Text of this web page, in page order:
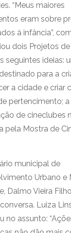
“Meus maiores
eram sobre
à infância”,
dois Projetos
seguintes ideias:
para a
a cidade e criar
pertencimento; a
de cineclubes
pela Mostra de
municipal de
Urbano e
Dalmo Vieira
Luiza
no assunto: